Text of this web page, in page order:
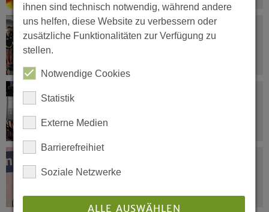
08.06.2021
X-mas 2021
Gesellschaft
Einladend – inspirierend –
ihnen sind technisch notwendig, während andere
uns helfen, diese Website zu verbessern oder
zusätzliche Funktionalitäten zur Verfügung zu
stellen.
Notwendige Cookies
Statistik
Externe Medien
Barrierefreihiet
Soziale Netzwerke
ALLE AUSWÄHLEN